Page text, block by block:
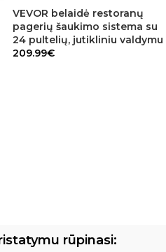
VEVOR belaidė restoranų
pagerių šaukimo sistema su
24 pultelių, jutikliniu valdymu
209.99€
rūpinasi: